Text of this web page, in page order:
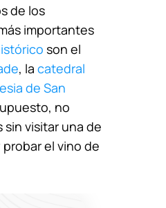
de los
importantes
son el
, la catedral
de San
no
sin visitar una de
el vino de